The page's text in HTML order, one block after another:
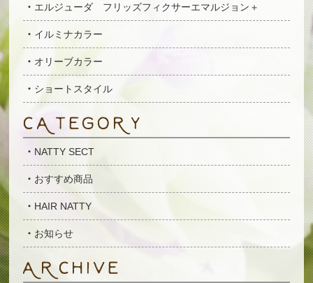
エルジューダ フリッズフィクサーエマルジョン＋
イルミナカラー
オリーブカラー
ショートスタイル
NATTY SECT
おすすめ商品
HAIR NATTY
お知らせ